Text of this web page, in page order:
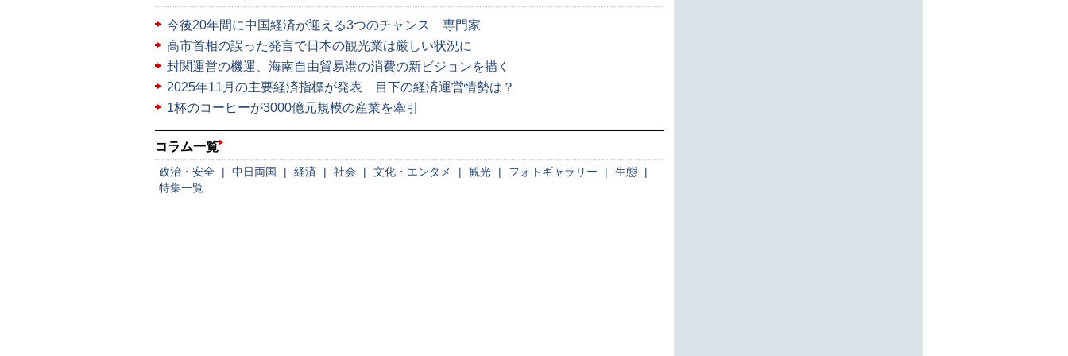
今後20年間に中国経済が迎える3つのチャンス 専門家
高市首相の誤った発言で日本の観光業は厳しい状況に
封関運営の機運、海南自由貿易港の消費の新ビジョンを描く
2025年11月の主要経済指標が発表 目下の経済運営情勢は？
1杯のコーヒーが3000億元規模の産業を牽引
コラム一覧
政治・安全 | 中日両国 | 経済 | 社会 | 文化・エンタメ | 観光 | フォトギャラリー | 生態
|
特集一覧